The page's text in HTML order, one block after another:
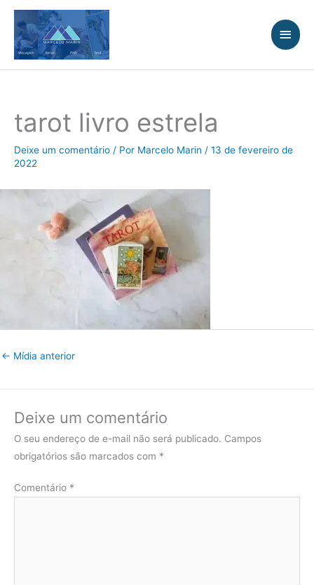
para
conteúdo
tarot livro estrela
Deixe um comentário / Por Marcelo Marin / 13 de fevereiro de
2022
← Mídia anterior
Deixe um comentário
O seu endereço de e-mail não será publicado. Campos
obrigatórios são marcados com *
Comentário *